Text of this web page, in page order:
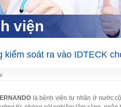
viện
kiểm soát ra vào IDTECK
là bệnh viện tư nhân ở nước